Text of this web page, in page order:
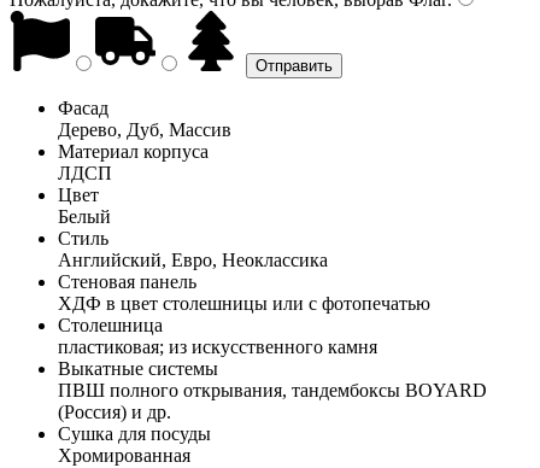
Фасад
Дерево, Дуб, Массив
Материал корпуса
ЛДСП
Цвет
Белый
Стиль
Английский, Евро, Неоклассика
Стеновая панель
ХДФ в цвет столешницы или с фотопечатью
Столешница
пластиковая; из искусственного камня
Выкатные системы
ПВШ полного открывания, тандембоксы BOYARD
(Россия) и др.
Сушка для посуды
Хромированная